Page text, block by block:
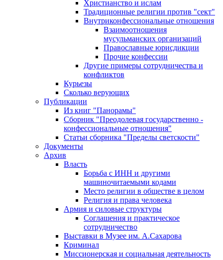
Христианство и ислам
Традиционные религии против "сект"
Внутриконфессиональные отношения
Взаимоотношения
мусульманских организаций
Православные юрисдикции
Прочие конфессии
Другие примеры сотрудничества и
конфликтов
Курьезы
Сколько верующих
Публикации
Из книг "Панорамы"
Сборник "Преодолевая государственно -
конфессиональные отношения"
Статьи сборника "Пределы светскости"
Документы
Архив
Власть
Борьба с ИНН и другими
машиночитаемыми кодами
Место религии в обществе в целом
Религия и права человека
Армия и силовые структуры
Соглашения и практическое
сотрудничество
Выставки в Музее им. А.Сахарова
Криминал
Миссионерская и социальная деятельность